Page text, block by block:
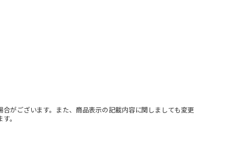
がございます。また、商品表示の記載内容に関しましても変更
。